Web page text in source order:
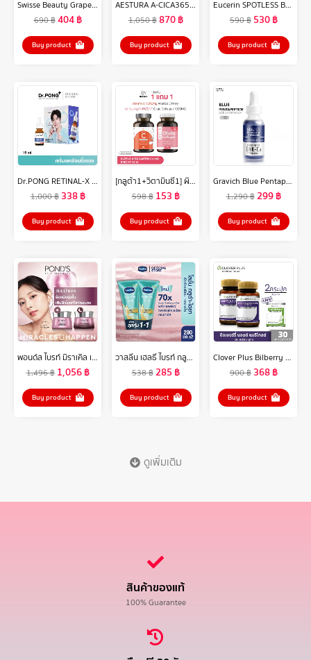
Swisse Beauty Grape Seed 60 TAB สวิสเซ เกรปซีด 60 เม็ด
690฿404฿
Buy product
AESTURA A-CICA365 BLEMISH RELIEF SERUM 40ML เอสทูร่า เอ-ซิก้า365 เบลมมิช* รีลีฟ เซรั่ม ผลิตภัณฑ์บำรุงผิวหน้า
1,050฿870฿
Buy product
Eucerin SPOTLESS BRIGHTENING SKIN TONE PERFECTING BODY LOTION 250 ML ยูเซอริน สปอตเลส ไบรท์เทนนิ่ง สกิน โทน เพอร์เฟคติ้ง บอดี้ โลชั่น 250 มล.
590฿ 530฿
Buy product
Dr.PONG RETINAL-X TIMELESS ANTI-AGING SERUM เซรั่มลดเลือนริ้วรอย
1,000฿ 338฿
Buy product
[กลูต้า1+วิตามินซี1] ผิวเนียน+ป้องกันUV เสริมภูมิ ดูแลผิว ปรับผิวกระจ่างใส ผิว ใส อินเซ้นส์ INZENT ส่งฟรี
598฿ 153 ฿
Buy product
Gravich Blue Pentapeptide Activator Serum 30 ml
1,290฿299฿
Buy product
พอนด์ส ไบรท์ มิราเคิล เซรั่มและครีมหน้าใส สูตรกลางวัน spf30 และกลางคืน ไนอาซอร์ซินอล แพ็ค 4 ชิ้น ( ครีมบำรุงหน้า , มอยเจอร์ไรเซอร์ )
1,496฿ 1,056฿
Buy product
วาสลีน เฮลธี ไบรท์ กลูต้า-ไฮยา เซรั่ม เบิสท์ โลชั่น 300 มล. แพ็คคู่ Vaseline Healthy Bright Gluta-Hya Serum Burst Lotion 300 ml. Twin
538฿285 ฿
Buy product
Clover Plus Bilberry and Marigold Complex บิลเบอร์รี่ แอนด์ แมรี่โกลด์ คอมเพล็กซ์ (30 แคปซูล X2) แถม มัลติบี 7 แคปซูล (อาหารเสริม)
900฿ 368฿
Buy product
ดูเพิ่มเติม
สินค้าของแท้
100% Guarantee